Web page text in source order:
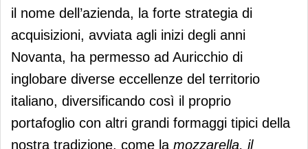
il nome dell’azienda, la forte strategia di
acquisizioni, avviata agli inizi degli anni
Novanta, ha permesso ad Auricchio di
inglobare diverse eccellenze del territorio
italiano, diversificando così il proprio
portafoglio con altri grandi formaggi tipici della
nostra tradizione, come la mozzarella, il